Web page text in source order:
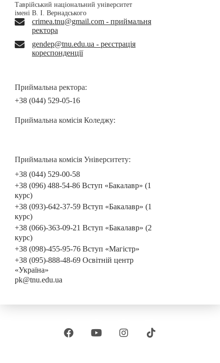
Таврійський національний університет
імені В. І. Вернадського
crimea.tnu@gmail.com - приймальня
ректора
gendep@tnu.edu.ua - реєстрація
кореспонденції
Приймальна ректора:
+38 (044) 529-05-16
Приймальна комісія Коледжу:
Приймальна комісія Університету:
+38 (044) 529-00-58
+38 (096) 488-54-86 Вступ «Бакалавр» (1
курс)
+38 (093)-642-37-59 Вступ «Бакалавр» (1
курс)
+38 (066)-363-09-21 Вступ «Бакалавр» (2
курс)
+38 (098)-455-95-76 Вступ «Магістр»
+38 (095)-888-48-69 Освітній центр
«Україна»
pk@tnu.edu.ua